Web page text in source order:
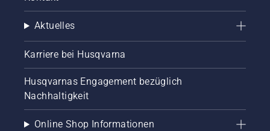
Aktuelles
Karriere bei Husqvarna
Husqvarnas Engagement bezüglich
Nachhaltigkeit
Online Shop Informationen